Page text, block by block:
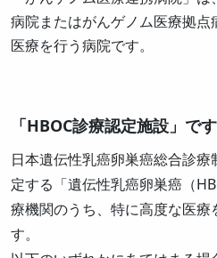
病院またはがんゲノム医療拠
医療を行う病院です。
「HBOC診療認定施設」です
日本遺伝性乳癌卵巣癌総合診療
定する「遺伝性乳癌卵巣癌（
療機関のうち、特に高度な医
す。